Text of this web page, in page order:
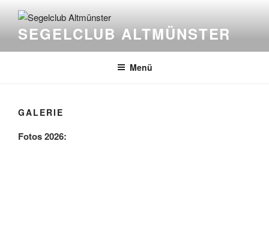
Inhalt
springenSEGELCLUB ALTMÜNSTER
Menü
GALERIE
Fotos 2026: